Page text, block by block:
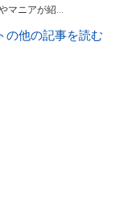
マニアが紹介
。毎日トレン
の他の記事を読む